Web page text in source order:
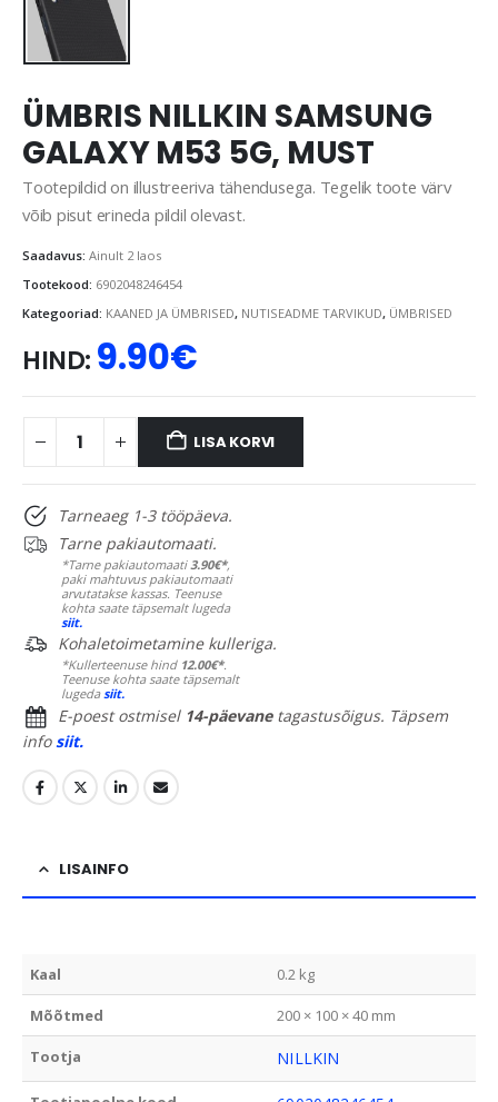
ÜMBRIS NILLKIN SAMSUNG
GALAXY M53 5G, MUST
Tootepildid on illustreeriva tähendusega. Tegelik toote värv
võib pisut erineda pildil olevast.
Saadavus: Ainult 2 laos
Tootekood: 6902048246454
Kategooriad: KAANED JA ÜMBRISED, NUTISEADME TARVIKUD, ÜMBRISED
HIND: 9.90€
LISA KORVI
Tarneaeg 1-3 tööpäeva.
Tarne pakiautomaati.
*Tarne pakiautomaati 3.90€*,
paki mahtuvus pakiautomaati
arvutatakse kassas. Teenuse
kohta saate täpsemalt lugeda
siit.
Kohaletoimetamine kulleriga.
*Kullerteenuse hind 12.00€*.
Teenuse kohta saate täpsemalt
lugedasiit.
E-poest ostmisel 14-päevanetagastusõigus. Täpsem
infosiit.
LISAINFO
Kaal 0.2 kg
Mõõtmed 200 × 100 × 40 mm
Tootja NILLKIN